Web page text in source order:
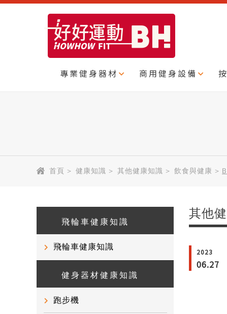
專業健身器材 商用健身設備
首頁 > 健康知識 > 其他健康知識 > 飲食與健康 >
飛輪車健康知識
飛輪車健康知識
健身器材健康知識
跑步機
其他
2023
06.27